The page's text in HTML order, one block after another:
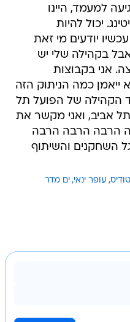
למעמד, היינו
פי 2 או פי 3 ברייטינג. יכול להיות
יודעים מי זאת
בקהילה שלי יש
אני בקבוצות
ייאמן כמה הניתוק הזה
הקהילה של הפועל תל
אביב, ואני מקשר את
הרבה הרבה הרבה
השחקנים והשיתוף
עופר ינאי ים מדר